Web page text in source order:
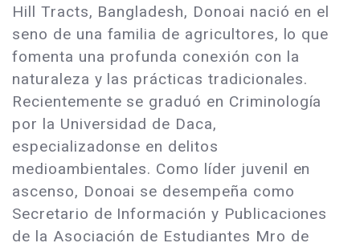
Hill Tracts, Bangladesh, Donoai nació en el
seno de una familia de agricultores, lo que
fomenta una profunda conexión con la
naturaleza y las prácticas tradicionales.
Recientemente se graduó en Criminología
por la Universidad de Daca,
especializadonse en delitos
medioambientales. Como líder juvenil en
ascenso, Donoai se desempeña como
Secretario de Información y Publicaciones
de la Asociación de Estudiantes Mro de